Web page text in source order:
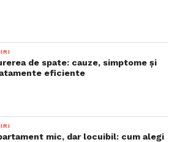
de spate: cauze, simptome și
eficiente
mic, dar locuibil: cum alegi